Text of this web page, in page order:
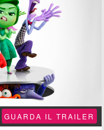
GUARDA IL TRAILER